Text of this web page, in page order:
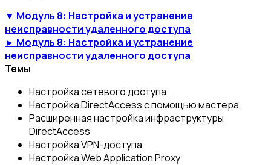
▼ Модуль 8: Настройка и устранение
неисправности удаленного доступа
► Модуль 8: Настройка и устранение
неисправности удаленного доступа
Темы
Настройка сетевого доступа
Настройка DirectAccess с помощью мастера
Расширенная настройка инфраструктуры
DirectAccess
Настройка VPN-доступа
Настройка Web Application Proxy